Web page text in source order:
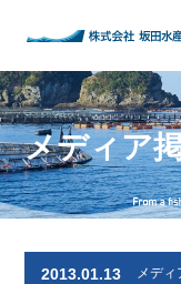
メディア
2013.01.13 メディ